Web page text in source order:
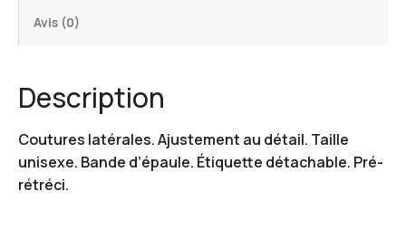
Avis (0)
Description
Coutures latérales. Ajustement au détail. Taille
unisexe. Bande d’épaule. Étiquette détachable. Pré-
rétréci.